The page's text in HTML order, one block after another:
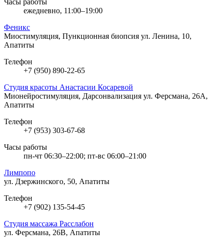
ежедневно, 11:00–19:00
Феникс
Миостимуляция, Пункционная биопсия ул. Ленина, 10,
Апатиты
Телефон
+7 (950) 890-22-65
Студия красоты Анастасии Косаревой
Мионейростимуляция, Дарсонвализация ул. Ферсмана, 26А,
Апатиты
Телефон
+7 (953) 303-67-68
Часы работы
пн-чт 06:30–22:00; пт-вс 06:00–21:00
Лимпопо
ул. Дзержинского, 50, Апатиты
Телефон
+7 (902) 135-54-45
Студия массажа Расслабон
ул. Ферсмана, 26В, Апатиты